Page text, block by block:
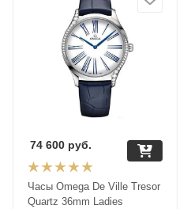
Часы Omega De Ville Tresor
Quartz 36mm Ladies
74 600 руб.